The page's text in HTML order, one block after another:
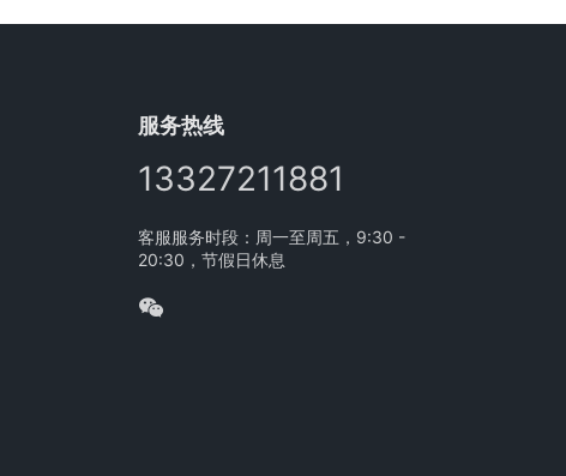
服务热线
13327211881
客服服务时段：周一至周五，9:30 -
20:30，节假日休息